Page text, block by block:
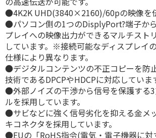
●4K2K UHD(3840×2160)/60pの映像を
●パソコン側の1つのDisplyPort?端子か
プレイへの映像出力ができるマルチスト
しています。※接続可能なディスプレイ
仕様により異なります。
●デジタルコンテンツの不正コピーを防
技術であるDPCPやHDCPに対応していま
●外部ノイズの干渉から信号を保護する
ルを採用しています。
●サビなどに強く信号劣化を抑える金メ
キコネクタを採用しています。
●EUの「RoHS指令(電気・電子機器に対